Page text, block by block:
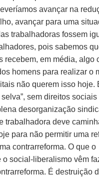
avançar na
avançar para uma
trabalhadoras fossem
pois sabemos
recebem, em média, algo
homens para realizar o
não querem isso hoje.
sem direitos sociais
desorganização
trabalhadora deve
para não permitir uma
contrarreforma. O que o
o social-liberalismo vêm
É destruição